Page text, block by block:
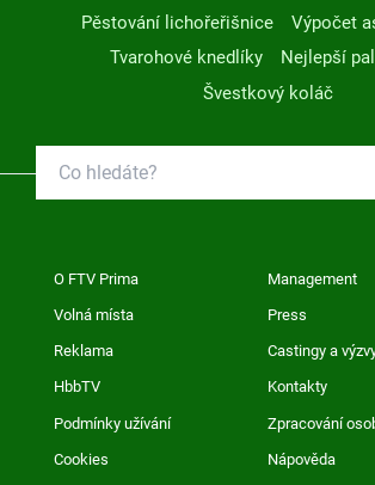
Pěstování lichořeřišnice
Výpočet
Tvarohové knedlíky
Nejlepší
Švestkový koláč
O FTV Prima Management
Volná místa Press
Reklama Castingy a
HbbTV Kontakty
Podmínky užívání Zpracování
Cookies Nápověda